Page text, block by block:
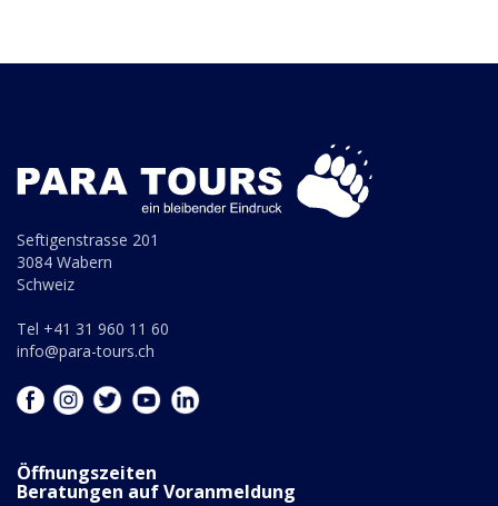
Seftigenstrasse 201
3084 Wabern
Schweiz
Tel +41 31 960 11 60
info@para-tours.ch
Öffnungszeiten
Beratungen auf Voranmeldung